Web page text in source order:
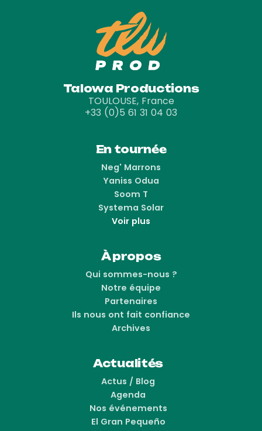
Talowa Productions
TOULOUSE, France
+33 (0)5 61 31 04 03
En tournée
Neg' Marrons
Yaniss Odua
Soom T
Systema Solar
Voir plus
À propos
Qui sommes-nous ?
Notre équipe
Partenaires
Ils nous ont fait confiance
Archives
Actualités
Actus / Blog
Agenda
Nos événements
El Gran Pequeño